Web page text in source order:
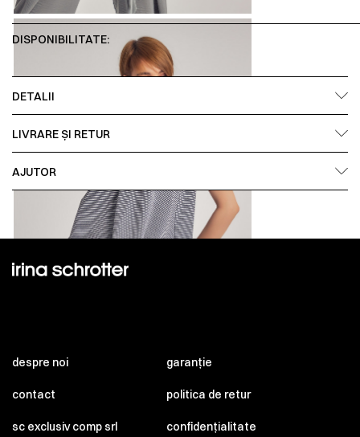
DISPONIBILITATE:
DETALII
LIVRARE ȘI RETUR
AJUTOR
despre noi
contact
sc exclusiv comp srl
garanție
politica de retur
confidențialitate